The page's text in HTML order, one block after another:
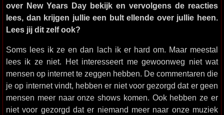
over New Years Day bekijk en vervolgens de reacties
lees, dan krijgen jullie een bult ellende over jullie heen.
Lees jij dit zelf ook?
Soms lees ik ze en dan lach ik er hard om. Maar meestal
lees ik ze niet. Het interesseert me gewoonweg niet wat
mensen op internet te zeggen hebben. De commentaren die
je op internet vindt, hebben er niet voor gezorgd dat er geen
mensen meer naar onze shows komen. Ook hebben ze er
niet voor gezorgd dat er niemand meer naar onze muziek